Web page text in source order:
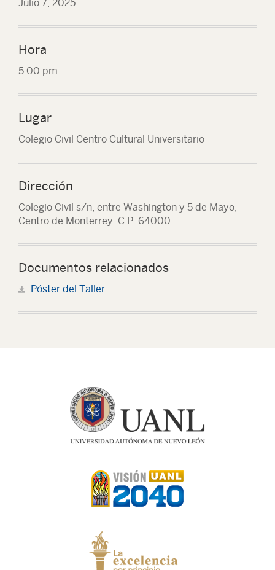
Julio 7, 2025
Hora
5:00 pm
Lugar
Colegio Civil Centro Cultural Universitario
Dirección
Colegio Civil s/n, entre Washington y 5 de Mayo,
Centro de Monterrey. C.P. 64000
Documentos relacionados
Póster del Taller